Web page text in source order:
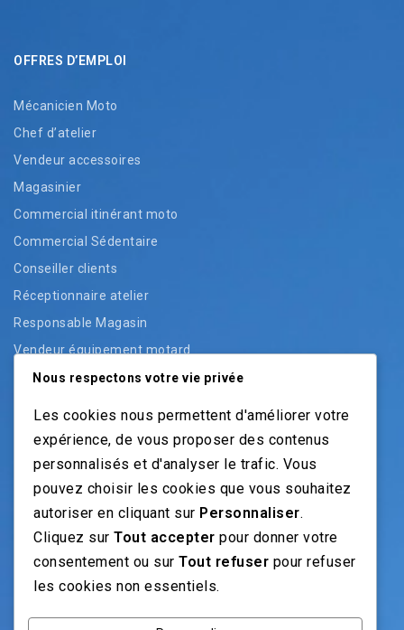
OFFRES D’EMPLOI
Mécanicien Moto
Chef d’atelier
Vendeur accessoires
Magasinier
Commercial itinérant moto
Commercial Sédentaire
Conseiller clients
Réceptionnaire atelier
Responsable Magasin
Vendeur équipement motard
Vendeur pièces
Vendeur véhicules occasion
NOS GUIDES
Recrutement moto: Le guide pour recruteurs
Recrutement mécanicien moto
Nous respectons votre vie privée
Les cookies nous permettent d'améliorer votre
expérience, de vous proposer des contenus
personnalisés et d'analyser le trafic. Vous
pouvez choisir les cookies que vous souhaitez
autoriser en cliquant sur Personnaliser.
Cliquez sur Tout accepter pour donner votre
consentement ou sur Tout refuser pour refuser
les cookies non essentiels.